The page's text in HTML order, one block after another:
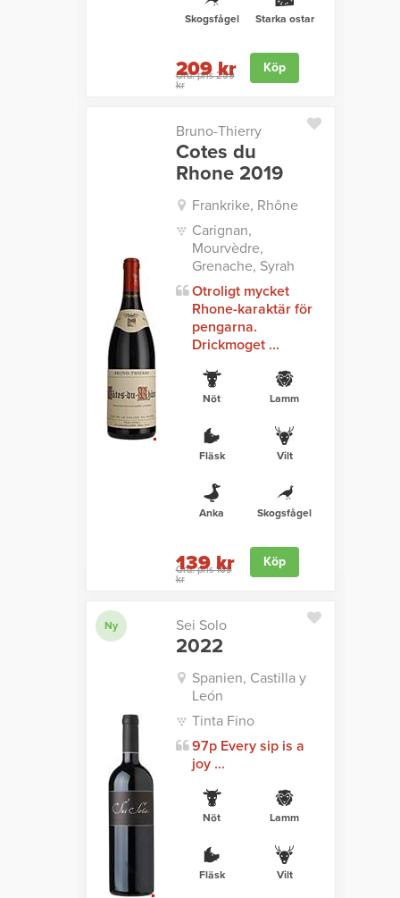
Skogsfågel Starka ostar
Ord. pris 259
kr
209 kr Köp
Bruno-Thierry
Cotes du
Rhone 2019
Frankrike, Rhône
Carignan,
Mourvèdre,
Grenache, Syrah
Otroligt mycket
Rhone-karaktär för
pengarna.
Drickmoget ...
Nöt Lamm
Fläsk Vilt
Anka Skogsfågel
Ord. pris 169
kr
139 kr Köp
Ny Sei Solo
2022
Spanien, Castilla y
León
Tinta Fino
97p Every sip is a
joy ...
Nöt Lamm
Fläsk Vilt